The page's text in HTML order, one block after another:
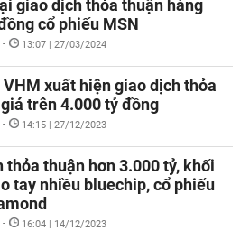
giao dịch thỏa thuận hàng
cổ phiếu MSN
- 13:07 | 27/03/2024
VHM xuất hiện giao dịch thỏa
trên 4.000 tỷ đồng
- 14:15 | 27/12/2023
thỏa thuận hơn 3.000 tỷ, khối
tay nhiều bluechip, cổ phiếu
- 16:04 | 14/12/2023